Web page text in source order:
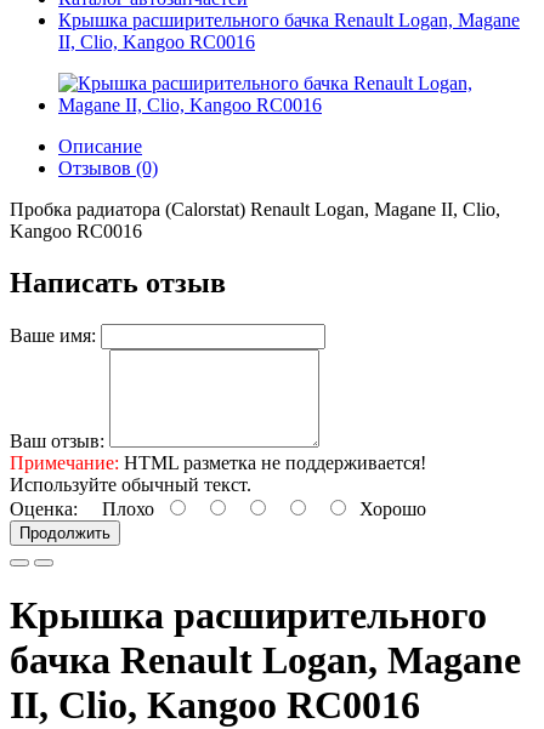
Крышка расширительного бачка Renault Logan, Magane
II, Clio, Kangoo RC0016
Описание
Отзывов (0)
Пробка радиатора (Calorstat) Renault Logan, Magane II, Clio,
Kangoo RC0016
Написать отзыв
Ваше имя:
Ваш отзыв:
Примечание: HTML разметка не поддерживается!
Используйте обычный текст.
Оценка: Плохо Хорошо
Продолжить
Крышка расширительного
бачка Renault Logan, Magane
II, Clio, Kangoo RC0016